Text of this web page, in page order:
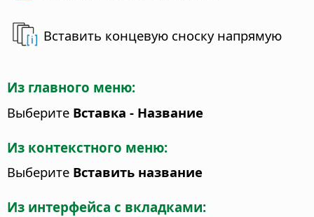
Вставить концевую сноску напрямую
Из главного меню:
Выберите Вставка - Название
Из контекстного меню:
Выберите Вставить название
Из интерфейса с вкладками: